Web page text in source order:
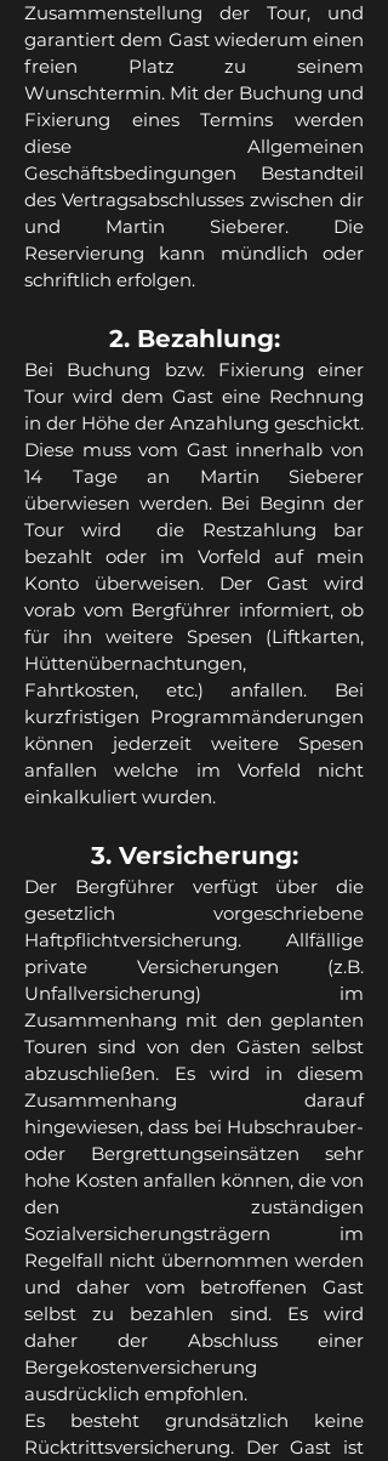
Zusammenstellung der Tour, und
garantiert dem Gast wiederum einen
freien Platz zu seinem
Wunschtermin. Mit der Buchung und
Fixierung eines Termins werden
diese Allgemeinen
Geschäftsbedingungen Bestandteil
des Vertragsabschlusses zwischen dir
und Martin Sieberer. Die
Reservierung kann mündlich oder
schriftlich erfolgen.
2. Bezahlung:
Bei Buchung bzw. Fixierung einer
Tour wird dem Gast eine Rechnung
in der Höhe der Anzahlung geschickt.
Diese muss vom Gast innerhalb von
14 Tage an Martin Sieberer
überwiesen werden. Bei Beginn der
Tour wird die Restzahlung bar
bezahlt oder im Vorfeld auf mein
Konto überweisen. Der Gast wird
vorab vom Bergführer informiert, ob
für ihn weitere Spesen (Liftkarten,
Hüttenübernachtungen,
Fahrtkosten, etc.) anfallen. Bei
kurzfristigen Programmänderungen
können jederzeit weitere Spesen
anfallen welche im Vorfeld nicht
einkalkuliert wurden.
3. Versicherung:
Der Bergführer verfügt über die
gesetzlich vorgeschriebene
Haftpflichtversicherung. Allfällige
private Versicherungen (z.B.
Unfallversicherung) im
Zusammenhang mit den geplanten
Touren sind von den Gästen selbst
abzuschließen. Es wird in diesem
Zusammenhang darauf
hingewiesen, dass bei Hubschrauber-
oder Bergrettungseinsätzen sehr
hohe Kosten anfallen können, die von
den zuständigen
Sozialversicherungsträgern im
Regelfall nicht übernommen werden
und daher vom betroffenen Gast
selbst zu bezahlen sind. Es wird
daher der Abschluss einer
Bergekostenversicherung
ausdrücklich empfohlen.
Es besteht grundsätzlich keine
Rücktrittsversicherung. Der Gast ist